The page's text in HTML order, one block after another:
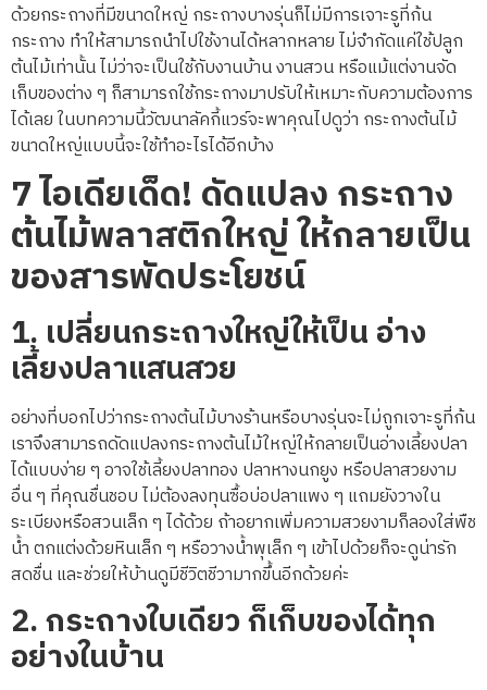
ด้วยกระถางที่มีขนาดใหญ่ กระถางบางรุ่นก็ไม่มีการเจาะรูที่ก้น
กระถาง ทำให้สามารถนำไปใช้งานได้หลากหลาย ไม่จำกัดแค่ใช้ปลูก
ต้นไม้เท่านั้น ไม่ว่าจะเป็นใช้กับงานบ้าน งานสวน หรือแม้แต่งานจัด
เก็บของต่าง ๆ ก็สามารถใช้กระถางมาปรับให้เหมาะกับความต้องการ
ได้เลย ในบทความนี้วัฒนาลัคกี้แวร์จะพาคุณไปดูว่า กระถางต้นไม้
ขนาดใหญ่แบบนี้จะใช้ทำอะไรได้อีกบ้าง
7ไอเดียเด็ด! ดัดแปลงกระถาง
ต้นไม้พลาสติกใหญ่ให้กลายเป็น
ของสารพัดประโยชน์
1. เปลี่ยนกระถางใหญ่ให้เป็น อ่าง
เลี้ยงปลาแสนสวย
อย่างที่บอกไปว่ากระถางต้นไม้บางร้านหรือบางรุ่นจะไม่ถูกเจาะรูที่ก้น
เราจึงสามารถดัดแปลงกระถางต้นไม้ใหญ่ให้กลายเป็นอ่างเลี้ยงปลา
ได้แบบง่าย ๆ อาจใช้เลี้ยงปลาทอง ปลาหางนกยูง หรือปลาสวยงาม
อื่น ๆ ที่คุณชื่นชอบ ไม่ต้องลงทุนซื้อบ่อปลาแพง ๆ แถมยังวางใน
ระเบียงหรือสวนเล็ก ๆ ได้ด้วย ถ้าอยากเพิ่มความสวยงามก็ลองใส่พืช
น้ำ ตกแต่งด้วยหินเล็ก ๆ หรือวางน้ำพุเล็ก ๆ เข้าไปด้วยก็จะดูน่ารัก
สดชื่น และช่วยให้บ้านดูมีชีวิตชีวามากขึ้นอีกด้วยค่ะ
2.กระถางใบเดียว ก็เก็บของได้ทุก
อย่างในบ้าน